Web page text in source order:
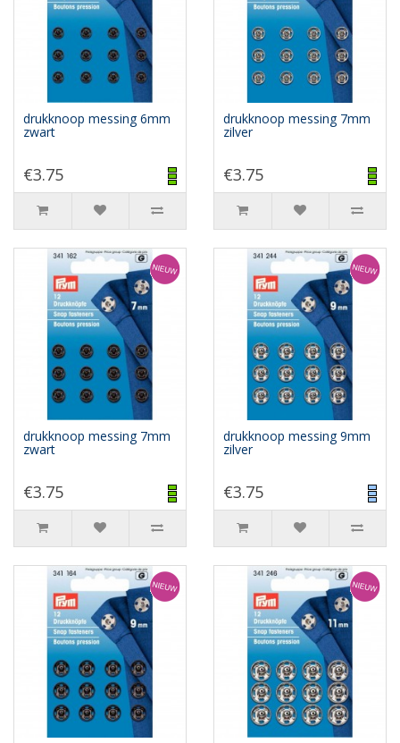
drukknoop messing 6mm
zwart
€3.75
drukknoop messing 7mm
zilver
€3.75
drukknoop messing 7mm
zwart
€3.75
drukknoop messing 9mm
zilver
€3.75